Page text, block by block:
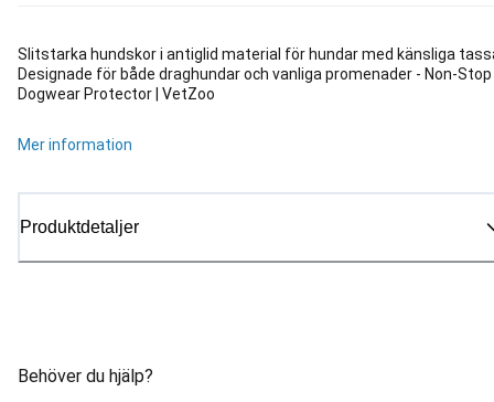
Slitstarka hundskor i antiglid material för hundar med känsliga
Designade för både draghundar och vanliga promenader - Non-Stop
Dogwear Protector | VetZoo
Mer information
Produktdetaljer
Behöver du hjälp?